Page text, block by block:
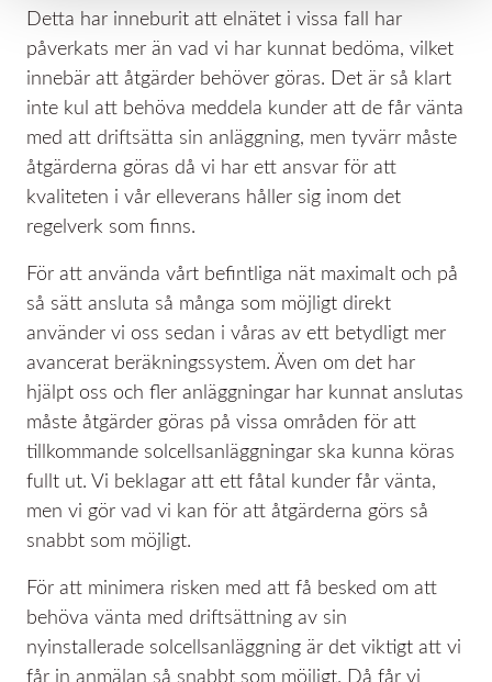
Detta har inneburit att elnätet i vissa fall har
påverkats mer än vad vi har kunnat bedöma, vilket
innebär att åtgärder behöver göras. Det är så klart
inte kul att behöva meddela kunder att de får vänta
med att driftsätta sin anläggning, men tyvärr måste
åtgärderna göras då vi har ett ansvar för att
kvaliteten i vår elleverans håller sig inom det
regelverk som finns.
För att använda vårt befintliga nät maximalt och på
så sätt ansluta så många som möjligt direkt
använder vi oss sedan i våras av ett betydligt mer
avancerat beräkningssystem. Även om det har
hjälpt oss och fler anläggningar har kunnat anslutas
måste åtgärder göras på vissa områden för att
tillkommande solcellsanläggningar ska kunna köras
fullt ut. Vi beklagar att ett fåtal kunder får vänta,
men vi gör vad vi kan för att åtgärderna görs så
snabbt som möjligt.
För att minimera risken med att få besked om att
behöva vänta med driftsättning av sin
nyinstallerade solcellsanläggning är det viktigt att vi
får in anmälan så snabbt som möjligt. Då får vi